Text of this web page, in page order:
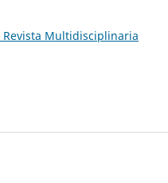
Revista Multidisciplinaria